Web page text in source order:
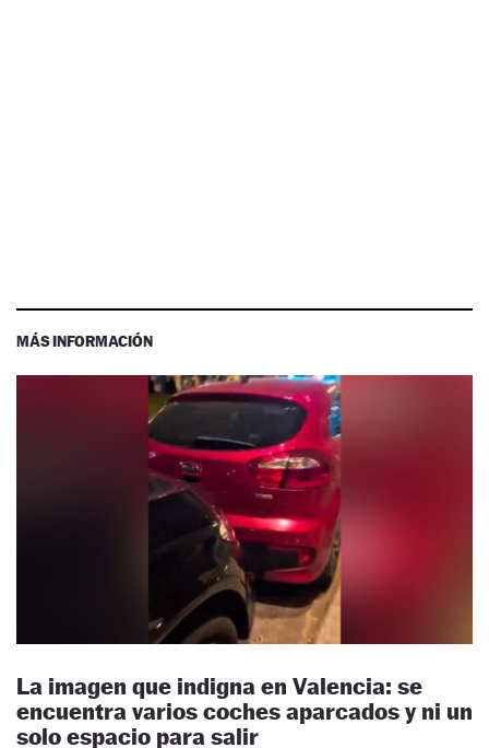
MÁS INFORMACIÓN
La imagen que indigna en Valencia: se
encuentra varios coches aparcados y ni un
solo espacio para salir